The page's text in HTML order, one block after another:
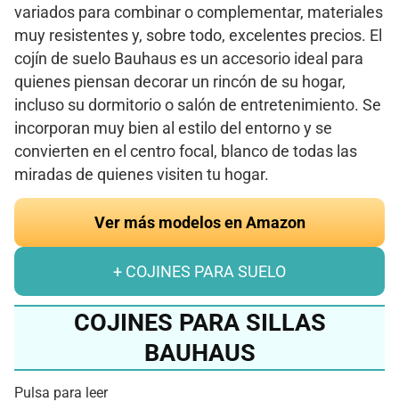
variados para combinar o complementar, materiales
muy resistentes y, sobre todo, excelentes precios. El
cojín de suelo Bauhaus es un accesorio ideal para
quienes piensan decorar un rincón de su hogar,
incluso su dormitorio o salón de entretenimiento. Se
incorporan muy bien al estilo del entorno y se
convierten en el centro focal, blanco de todas las
miradas de quienes visiten tu hogar.
Ver más modelos en Amazon
+ COJINES PARA SUELO
COJINES PARA SILLAS
BAUHAUS
Pulsa para leer